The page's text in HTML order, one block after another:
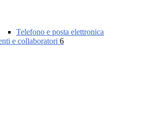
Telefono e posta elettronica
e collaboratori 6